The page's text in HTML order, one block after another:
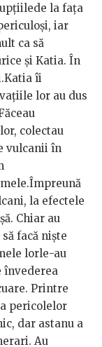
la fața
iar
ca să
și Katia. În
îi
lor au dus
colectau
vulcanii în
la efectele
Chiar au
facă niște
lorle-au
învederea
Printre
pericolelor
dar astanu a
Au